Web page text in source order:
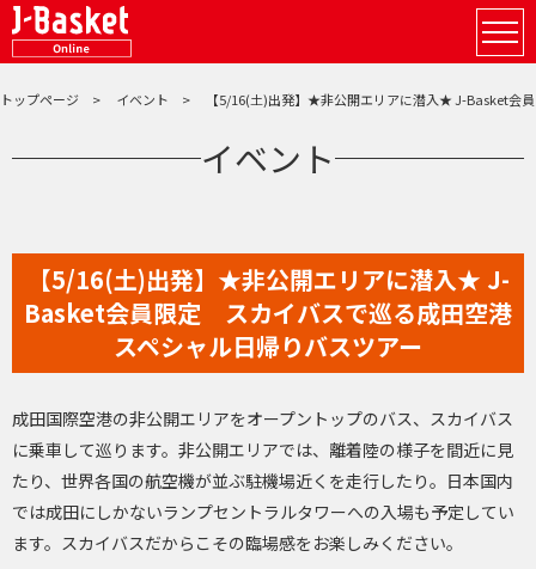
トップページ イベント 【5/16(土)出発】★非公開エリアに潜入★ J-Basket会
イベント
【5/16(土)出発】★非公開エリアに潜入★ J-
Basket会員限定 スカイバスで巡る成田空港
スペシャル日帰りバスツアー
成田国際空港の非公開エリアをオープントップのバス、スカイバス
に乗車して巡ります。非公開エリアでは、離着陸の様子を間近に見
たり、世界各国の航空機が並ぶ駐機場近くを走行したり。日本国内
では成田にしかないランプセントラルタワーへの入場も予定してい
ます。スカイバスだからこその臨場感をお楽しみください。